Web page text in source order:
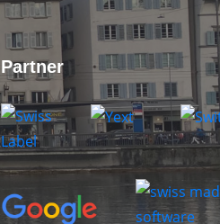
Partner